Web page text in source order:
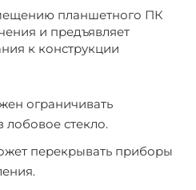
планшетного ПК
и предъявляет
к конструкции
ограничивать
лобовое стекло.
перекрывать приборы